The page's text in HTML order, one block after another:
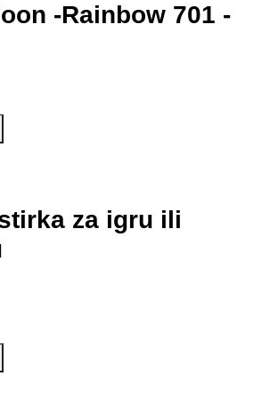
-Rainbow 701 -
€
za igru ili